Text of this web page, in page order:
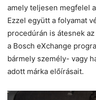
amely teljesen megfelel
Ezzel együtt a folyamat
procedúrán is átesnek
a Bosch eXchange
bármely személy- vagy
adott márka előírásait.